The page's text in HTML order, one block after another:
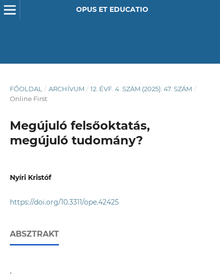
OPUS ET EDUCATIO
FŐOLDAL / ARCHÍVUM / 12. ÉVF. 4. SZÁM (2025): 47. SZÁM /
Online First
Megújuló felsőoktatás,
megújuló tudomány?
Nyíri Kristóf
https://doi.org/10.3311/ope.42425
ABSZTRAKT
.